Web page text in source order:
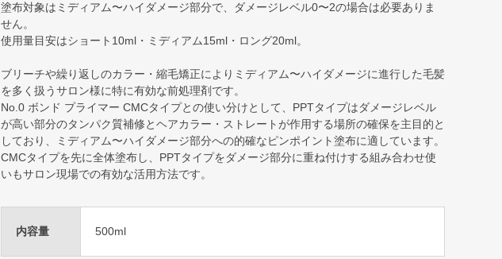
塗布対象はミディアム〜ハイダメージ部分で、ダメージレベル0〜2の場合は必要ありま
せん。
使用量目安はショート10ml・ミディアム15ml・ロング20ml。
ブリーチや繰り返しのカラー・縮毛矯正によりミディアム〜ハイダメージに進行した毛髪
を多く扱うサロン様に特に有効な前処理剤です。
No.0 ボンド プライマー CMCタイプとの使い分けとして、PPTタイプはダメージレベル
が高い部分のタンパク質補修とヘアカラー・ストレートが作用する場所の確保を主目的と
しており、ミディアム〜ハイダメージ部分への的確なピンポイント塗布に適しています。
CMCタイプを先に全体塗布し、PPTタイプをダメージ部分に重ね付けする組み合わせ使
いもサロン現場での有効な活用方法です。
内容量 500ml